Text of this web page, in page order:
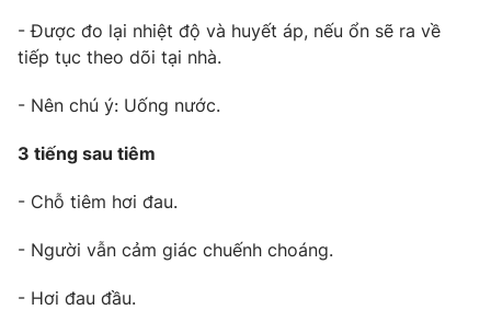
Video
VTV Sức khoẻ
Thị trường 24h Tấm lòng Việt
- Được đo lại nhiệt độ và huyết áp, nếu ổn sẽ ra về
tiếp tục theo dõi tại nhà.
- Nên chú ý: Uống nước.
3 tiếng sau tiêm
- Chỗ tiêm hơi đau.
- Người vẫn cảm giác chuếnh choáng.
- Hơi đau đầu.